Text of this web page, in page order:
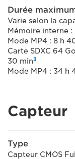
Durée
Varie selon la
Mémoire interne :
Mode MP4 : 8 h
Carte SDXC 64
30 min3
Mode MP4 : 34 h
Capteur
Type
Capteur CMOS